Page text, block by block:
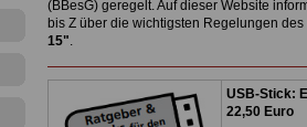
(BBesG) geregelt. Auf dieser Website
bis Z über die wichtigsten Regelungen
15".
USB-Stick:
22,50 Euro